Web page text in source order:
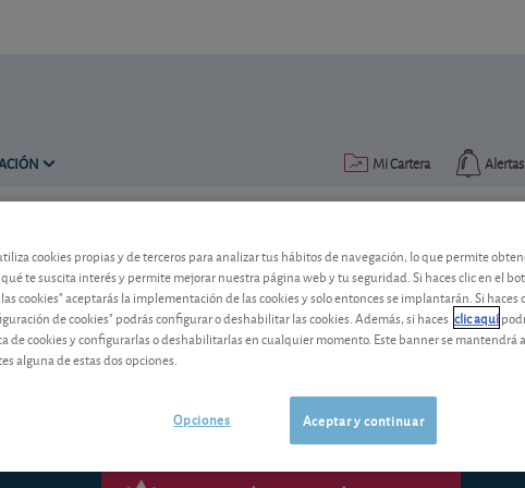
Alertas
Mi Cartera
de lectura: 4 min.
No dé vacaciones a su
Consejos para que su ahorro no
cookies propias y de terceros para analizar tus hábitos de navegación, lo que permite
te suscita interés y permite mejorar nuestra página web y tu seguridad. Si haces clic en el
cookies" aceptarás la implementación de las cookies y solo entonces se implantarán. Si haces
de cookies" podrás configurar o deshabilitar las cookies. Además, si haces clic aquí
de cookies y configurarlas o deshabilitarlas en cualquier momento. Este banner se mantendrá
alguna de estas dos opciones.
Aceptar y continuar
Opciones